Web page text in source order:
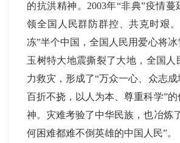
的抗洪精神。2003年“非典”疫情
领全国人民群防群控、共克时艰
冻”半个中国，全国人民用爱心将冰
玉树特大地震撕裂了大地，全国人
力救灾，形成了“万众一心、众志成
百折不挠，以人为本、尊重科学”
神。灾难考验了中华民族，也冶炼
何困难都难不倒英雄的中国人民”。